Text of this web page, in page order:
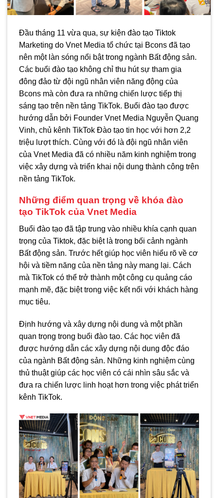
Đầu tháng 11 vừa qua, sự kiện đào tạo Tiktok
Marketing do Vnet Media tổ chức tại Bcons đã tạo
nên một làn sóng nổi bật trong ngành Bất động sản.
Các buổi đào tạo không chỉ thu hút sự tham gia
đông đảo từ đội ngũ nhân viên năng động của
Bcons mà còn đưa ra những chiến lược tiếp thị
sáng tạo trên nền tảng TikTok. Buổi đào tạo được
hướng dẫn bởi Founder Vnet Media Nguyễn Quang
Vinh, chủ kênh TikTok Đào tạo tin học với hơn 2,2
triệu lượt thích. Cùng với đó là đội ngũ nhân viên
của Vnet Media đã có nhiều năm kinh nghiệm trong
việc xây dựng và triển khai nội dung thành công trên
nền tảng TikTok.
Những điểm quan trọng về khóa đào
tạo TikTok của Vnet Media
Buổi đào tạo đã tập trung vào nhiều khía cạnh quan
trọng của Tiktok, đặc biệt là trong bối cảnh ngành
Bất động sản. Trước hết giúp học viên hiểu rõ về cơ
hội và tiềm năng của nền tảng này mang lại. Cách
mà TikTok có thể trở thành một công cụ quảng cáo
mạnh mẽ, đặc biệt trong việc kết nối với khách hàng
mục tiêu.
Định hướng và xây dựng nội dung và một phần
quan trọng trong buổi đào tạo. Các học viên đã
được hướng dẫn các xây dựng nội dung độc đáo
của ngành Bất động sản. Những kinh nghiệm cùng
thủ thuật giúp các học viên có cái nhìn sâu sắc và
đưa ra chiến lược linh hoạt hơn trong việc phát triển
kênh TikTok.